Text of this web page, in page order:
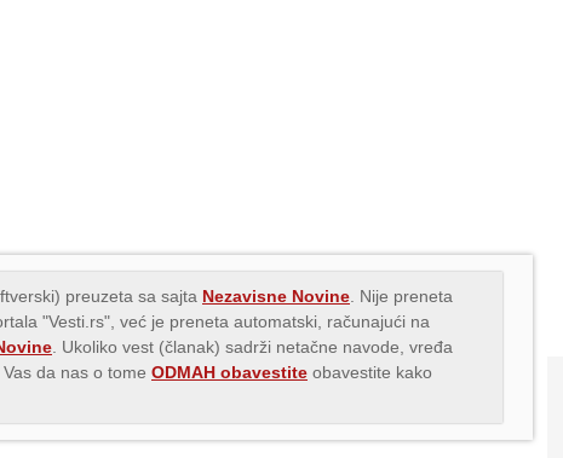
preuzeta sa sajta Nezavisne Novine . Nije preneta
"Vesti.rs", već je preneta automatski, računajući na
. Ukoliko vest (članak) sadrži netačne navode, vređa
da nas o tome ODMAH obavestite obavestite kako